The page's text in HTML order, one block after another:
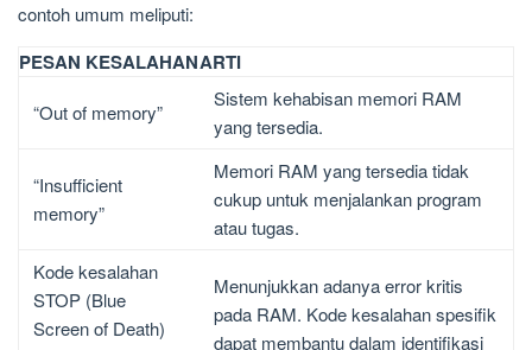
contoh umum meliputi:
PESAN KESALAHANARTI
“Out of memory”
Sistem kehabisan memori RAM
yang tersedia.
“Insufficient
memory”
Memori RAM yang tersedia tidak
cukup untuk menjalankan program
atau tugas.
Kode kesalahan
STOP (Blue
Screen of Death)
Menunjukkan adanya error kritis
pada RAM. Kode kesalahan spesifik
dapat membantu dalam identifikasi